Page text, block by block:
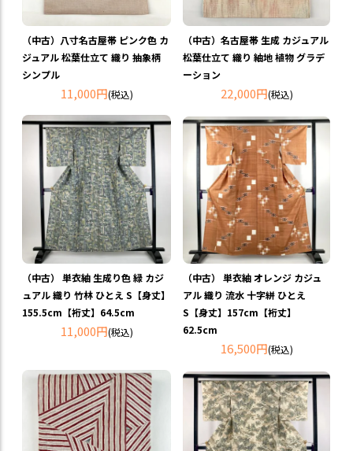
（中古）八寸名古屋帯 ピンク色 カ
ジュアル 松葉仕立て 織り 抽象柄
シンプル
11,000円(税込)
（中古）名古屋帯 生成 カジュアル
松葉仕立て 織り 紬地 植物 グラデ
ーション
22,000円(税込)
（中古） 単衣紬 生成り色 緑 カジ
ュアル 織り 竹林 ひとえ S【身丈】
155.5cm【裄丈】64.5cm
11,000円(税込)
（中古） 単衣紬 オレンジ カジュ
アル 織り 流水 十字絣 ひとえ
S【身丈】157cm【裄丈】
62.5cm
16,500円(税込)